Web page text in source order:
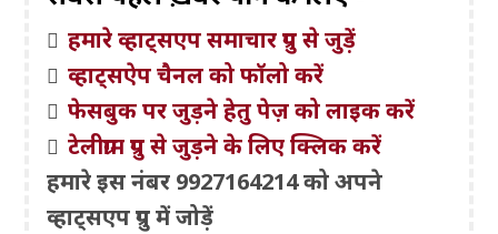
हमारे व्हाट्सएप समाचार ग्रुप से जुड़ें
व्हाट्सऐप चैनल को फॉलो करें
फेसबुक पर जुड़ने हेतु पेज़ को लाइक करें
टेलीग्राम ग्रुप से जुड़ने के लिए क्लिक करें
हमारे इस नंबर 9927164214 को अपने
व्हाट्सएप ग्रुप में जोड़ें